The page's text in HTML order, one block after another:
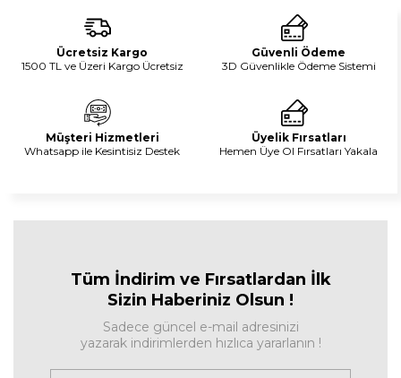
Ücretsiz Kargo
1500 TL ve Üzeri Kargo Ücretsiz
Güvenli Ödeme
3D Güvenlikle Ödeme Sistemi
Müşteri Hizmetleri
Whatsapp ile Kesintisiz Destek
Üyelik Fırsatları
Hemen Üye Ol Fırsatları Yakala
Tüm İndirim ve Fırsatlardan İlk
Sizin Haberiniz Olsun !
Sadece güncel e-mail adresinizi
yazarak indirimlerden hızlıca yararlanın !